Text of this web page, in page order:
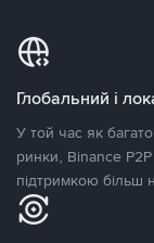
Глобальний і
У той час як
ринки, Binance P2P
підтримкою більш